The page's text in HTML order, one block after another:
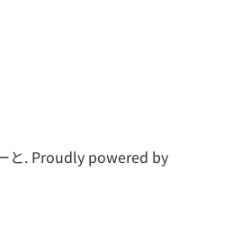
と. Proudly powered by